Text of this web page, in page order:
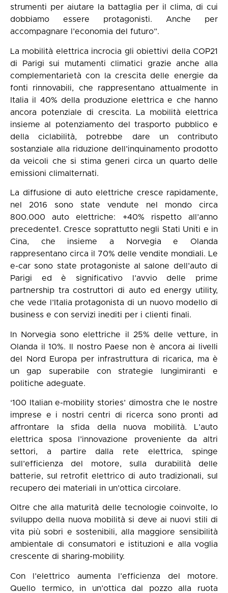
strumenti per aiutare la battaglia per il clima, di cui
dobbiamo essere protagonisti. Anche per
accompagnare l’economia del futuro”.
La mobilità elettrica incrocia gli obiettivi della COP21
di Parigi sui mutamenti climatici grazie anche alla
complementarietà con la crescita delle energie da
fonti rinnovabili, che rappresentano attualmente in
Italia il 40% della produzione elettrica e che hanno
ancora potenziale di crescita. La mobilità elettrica
insieme al potenziamento del trasporto pubblico e
della ciclabilità, potrebbe dare un contributo
sostanziale alla riduzione dell’inquinamento prodotto
da veicoli che si stima generi circa un quarto delle
emissioni climalternati.
La diffusione di auto elettriche cresce rapidamente,
nel 2016 sono state vendute nel mondo circa
800.000 auto elettriche: +40% rispetto all’anno
precedente1. Cresce soprattutto negli Stati Uniti e in
Cina, che insieme a Norvegia e Olanda
rappresentano circa il 70% delle vendite mondiali. Le
e-car sono state protagoniste al salone dell’auto di
Parigi ed è significativo l’avvio delle prime
partnership tra costruttori di auto ed energy utility,
che vede l’Italia protagonista di un nuovo modello di
business e con servizi inediti per i clienti finali.
In Norvegia sono elettriche il 25% delle vetture, in
Olanda il 10%. Il nostro Paese non è ancora ai livelli
del Nord Europa per infrastruttura di ricarica, ma è
un gap superabile con strategie lungimiranti e
politiche adeguate.
‘100 Italian e-mobility stories’ dimostra che le nostre
imprese e i nostri centri di ricerca sono pronti ad
affrontare la sfida della nuova mobilità. L’auto
elettrica sposa l’innovazione proveniente da altri
settori, a partire dalla rete elettrica, spinge
sull’efficienza del motore, sulla durabilità delle
batterie, sul retrofit elettrico di auto tradizionali, sul
recupero dei materiali in un’ottica circolare.
Oltre che alla maturità delle tecnologie coinvolte, lo
sviluppo della nuova mobilità si deve ai nuovi stili di
vita più sobri e sostenibili, alla maggiore sensibilità
ambientale di consumatori e istituzioni e alla voglia
crescente di sharing-mobility.
Con l’elettrico aumenta l’efficienza del motore.
Quello termico, in un’ottica dal pozzo alla ruota